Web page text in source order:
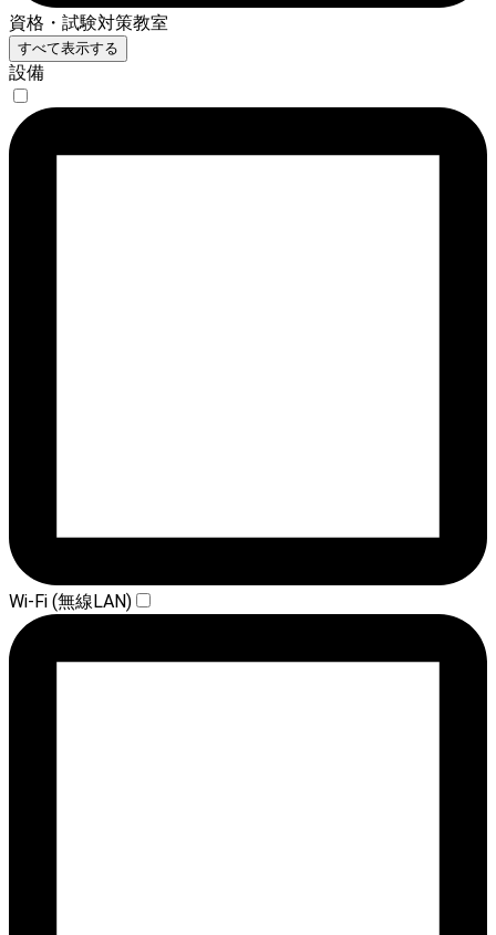
資格・試験対策教室
すべて表示する
設備
Wi-Fi (無線LAN)